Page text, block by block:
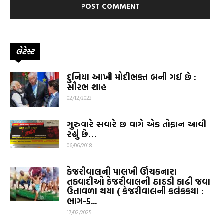
લેટેસ્ટ
દુનિયા આખી મોદીભક્ત બની ગઈ છે :
સૌરભ શાહ
02/12/2023
ગુરુવારે સવારે છ વાગે એક તોફાન આવી
રહ્યું છે…
06/06/2018
કેજરીવાલની પાલખી ઊંચકનારા
તકવાદીઓ કેજરીવાલની ઠાઠડી કાઢી જવા
ઉતાવળા થયા ( કેજરીવાલની કલંકકથા :
ભાગ-5...
17/02/2025